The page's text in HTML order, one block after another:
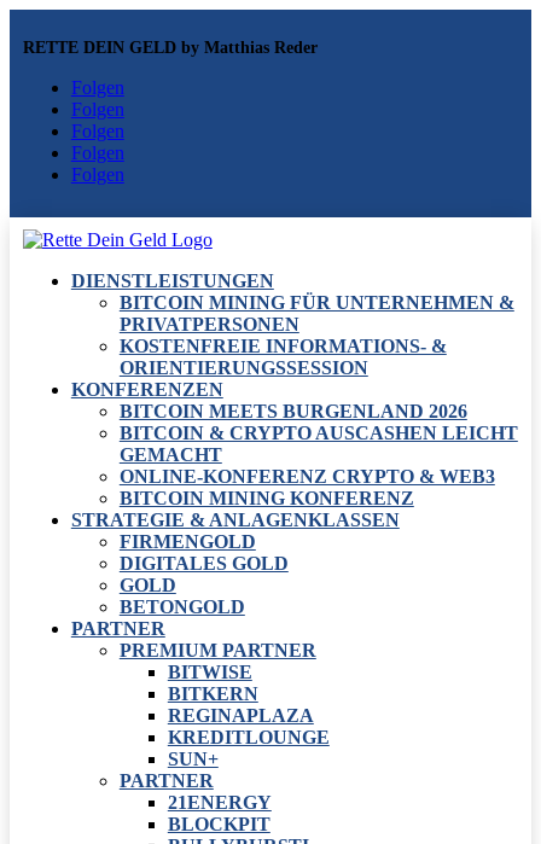
RETTE DEIN GELD by Matthias Reder
Folgen
Folgen
Folgen
Folgen
Folgen
DIENSTLEISTUNGEN
BITCOIN MINING FÜR UNTERNEHMEN &
PRIVATPERSONEN
KOSTENFREIE INFORMATIONS- &
ORIENTIERUNGSSESSION
KONFERENZEN
BITCOIN MEETS BURGENLAND 2026
BITCOIN & CRYPTO AUSCASHEN LEICHT
GEMACHT
ONLINE-KONFERENZ CRYPTO & WEB3
BITCOIN MINING KONFERENZ
STRATEGIE & ANLAGENKLASSEN
FIRMENGOLD
DIGITALES GOLD
GOLD
BETONGOLD
PARTNER
PREMIUM PARTNER
BITWISE
BITKERN
REGINAPLAZA
KREDITLOUNGE
SUN+
PARTNER
21ENERGY
BLOCKPIT